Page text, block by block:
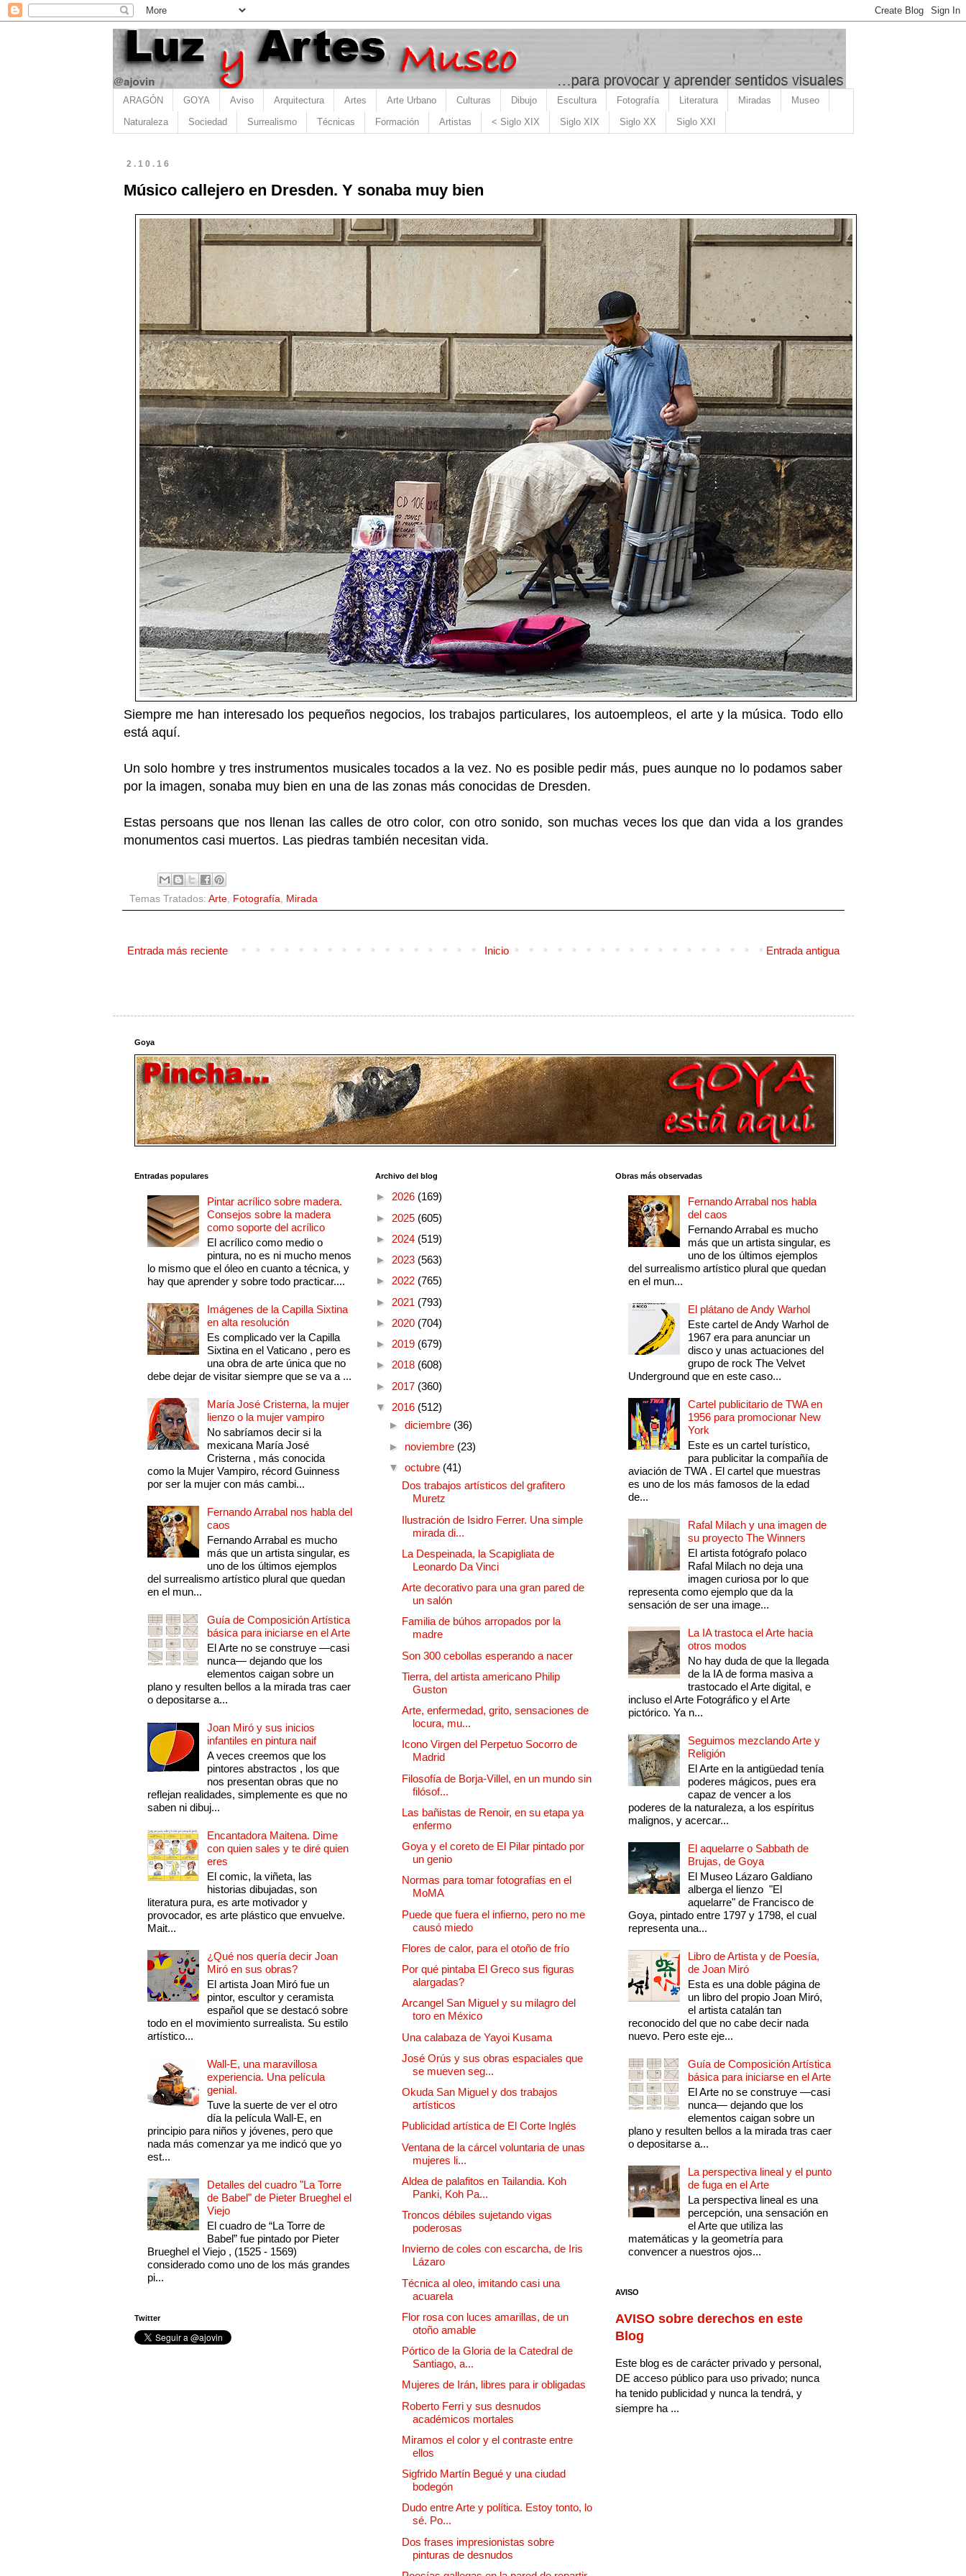
ARAGÓN GOYA Aviso Arquitectura Artes Arte Urbano Culturas Dibujo Escultura Fotografía Literatura Miradas Museo
Naturaleza Sociedad Surrealismo Técnicas Formación Artistas < Siglo XIX Siglo XIX Siglo XX Siglo XXI
2.10.16
Músico callejero en Dresden. Y sonaba muy bien
Siempre me han interesado los pequeños negocios, los trabajos particulares, los autoempleos, el arte y la música. Todo ello
está aquí.
Un solo hombre y tres instrumentos musicales tocados a la vez. No es posible pedir más, pues aunque no lo podamos saber
por la imagen, sonaba muy bien en una de las zonas más conocidas de Dresden.
Estas persoans que nos llenan las calles de otro color, con otro sonido, son muchas veces los que dan vida a los grandes
monumentos casi muertos. Las piedras también necesitan vida.
Temas Tratados: Arte, Fotografía Mirada
Entrada más reciente Entrada antigua
Inicio
Goya
Entradas populares
Pintar acrílico sobre madera.
Consejos sobre la madera
como soporte del acrílico
El acrílico como medio o
pintura, no es ni mucho menos
lo mismo que el óleo en cuanto a técnica, y
hay que aprender y sobre todo practicar....
Imágenes de la Capilla Sixtina
en alta resolución
Es complicado ver la Capilla
Sixtina en el Vaticano , pero es
una obra de arte única que no
debe dejar de visitar siempre que se va a ...
María José Cristerna, la mujer
lienzo o la mujer vampiro
No sabríamos decir si la
mexicana María José
Cristerna , más conocida
como la Mujer Vampiro, récord Guinness
por ser la mujer con más cambi...
Fernando Arrabal nos habla del
caos
Fernando Arrabal es mucho
más que un artista singular, es
uno de los últimos ejemplos
del surrealismo artístico plural que quedan
en el mun...
Guía de Composición Artística
básica para iniciarse en el Arte
El Arte no se construye —casi
nunca— dejando que los
elementos caigan sobre un
plano y resulten bellos a la mirada tras caer
o depositarse a...
Joan Miró y sus inicios
infantiles en pintura naif
A veces creemos que los
pintores abstractos , los que
nos presentan obras que no
reflejan realidades, simplemente es que no
saben ni dibuj...
Encantadora Maitena. Dime
con quien sales y te diré quien
eres
El comic, la viñeta, las
historias dibujadas, son
literatura pura, es arte motivador y
provocador, es arte plástico que envuelve.
Mait...
¿Qué nos quería decir Joan
Miró en sus obras?
El artista Joan Miró fue un
pintor, escultor y ceramista
español que se destacó sobre
todo en el movimiento surrealista. Su estilo
artístico...
Wall-E, una maravillosa
experiencia. Una película
genial.
Tuve la suerte de ver el otro
día la película Wall-E, en
principio para niños y jóvenes, pero que
nada más comenzar ya me indicó que yo
est...
Detalles del cuadro "La Torre
de Babel" de Pieter Brueghel el
Viejo
El cuadro de “La Torre de
Babel” fue pintado por Pieter
Brueghel el Viejo , (1525 - 1569)
considerado como uno de los más grandes
pi...
Twitter
Archivo del blog
► 2026 (169)
► 2025 (605)
► 2024 (519)
► 2023 (563)
► 2022 (765)
► 2021 (793)
► 2020 (704)
► 2019 (679)
► 2018 (608)
► 2017 (360)
▼ 2016 (512)
► diciembre (36)
► noviembre (23)
▼ octubre (41)
Dos trabajos artísticos del grafitero
Muretz
Ilustración de Isidro Ferrer. Una simple
mirada di...
La Despeinada, la Scapigliata de
Leonardo Da Vinci
Arte decorativo para una gran pared de
un salón
Familia de búhos arropados por la
madre
Son 300 cebollas esperando a nacer
Tierra, del artista americano Philip
Guston
Arte, enfermedad, grito, sensaciones de
locura, mu...
Icono Virgen del Perpetuo Socorro de
Madrid
Filosofía de Borja-Villel, en un mundo sin
filósof...
Las bañistas de Renoir, en su etapa ya
enfermo
Goya y el coreto de El Pilar pintado por
un genio
Normas para tomar fotografías en el
MoMA
Puede que fuera el infierno, pero no me
causó miedo
Flores de calor, para el otoño de frío
Por qué pintaba El Greco sus figuras
alargadas?
Arcangel San Miguel y su milagro del
toro en México
Una calabaza de Yayoi Kusama
José Orús y sus obras espaciales que
se mueven seg...
Okuda San Miguel y dos trabajos
artísticos
Publicidad artística de El Corte Inglés
Ventana de la cárcel voluntaria de unas
mujeres li...
Aldea de palafitos en Tailandia. Koh
Panki, Koh Pa...
Troncos débiles sujetando vigas
poderosas
Invierno de coles con escarcha, de Iris
Lázaro
Técnica al oleo, imitando casi una
acuarela
Flor rosa con luces amarillas, de un
otoño amable
Pórtico de la Gloria de la Catedral de
Santiago, a...
Mujeres de Irán, libres para ir obligadas
Roberto Ferri y sus desnudos
académicos mortales
Miramos el color y el contraste entre
ellos
Sigfrido Martín Begué y una ciudad
bodegón
Dudo entre Arte y política. Estoy tonto, lo
sé. Po...
Dos frases impresionistas sobre
pinturas de desnudos
Obras más observadas
Fernando Arrabal nos habla
del caos
Fernando Arrabal es mucho
más que un artista singular, es
uno de los últimos ejemplos
del surrealismo artístico plural que quedan
en el mun...
El plátano de Andy Warhol
Este cartel de Andy Warhol de
1967 era para anunciar un
disco y unas actuaciones del
grupo de rock The Velvet
Underground que en este caso...
Cartel publicitario de TWA en
1956 para promocionar New
York
Este es un cartel turístico,
para publicitar la compañía de
aviación de TWA . El cartel que muestras
es uno de los más famosos de la edad
de...
Rafal Milach y una imagen de
su proyecto The Winners
El artista fotógrafo polaco
Rafal Milach no deja una
imagen curiosa por lo que
representa como ejemplo que da la
sensación de ser una image...
La IA trastoca el Arte hacia
otros modos
No hay duda de que la llegada
de la IA de forma masiva a
trastocado el Arte digital, e
incluso el Arte Fotográfico y el Arte
pictórico. Ya n...
Seguimos mezclando Arte y
Religión
El Arte en la antigüedad tenía
poderes mágicos, pues era
capaz de vencer a los
poderes de la naturaleza, a los espíritus
malignos, y acercar...
El aquelarre o Sabbath de
Brujas, de Goya
El Museo Lázaro Galdiano
alberga el lienzo "El
aquelarre" de Francisco de
Goya, pintado entre 1797 y 1798, el cual
representa una...
Libro de Artista y de Poesía,
de Joan Miró
Esta es una doble página de
un libro del propio Joan Miró,
el artista catalán tan
reconocido del que no cabe decir nada
nuevo. Pero este eje...
Guía de Composición Artística
básica para iniciarse en el Arte
El Arte no se construye —casi
nunca— dejando que los
elementos caigan sobre un
plano y resulten bellos a la mirada tras caer
o depositarse a...
La perspectiva lineal y el punto
de fuga en el Arte
La perspectiva lineal es una
percepción, una sensación en
el Arte que utiliza las
matemáticas y la geometría para
convencer a nuestros ojos...
AVISO
AVISO sobre derechos en este
Blog
Este blog es de carácter privado y personal,
DE acceso público para uso privado; nunca
ha tenido publicidad y nunca la tendrá, y
siempre ha ...